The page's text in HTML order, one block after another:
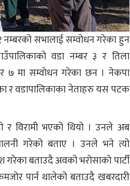
नम्बरको सभालाई सम्वोधन गरेका हुन
वडा नम्बर ३ र तिला
७ मा सम्वोधन गरेका छन । नेकपा
र वडापालिकाका नेताहरु यस पटक
र विरामी भएको थियो । उनले अब
गरेको बताए । उनले भने त्यो
गरेका बताउदै अवको भरोसाको पार्टी
पार्न थालेको बताउदै खबरदारी